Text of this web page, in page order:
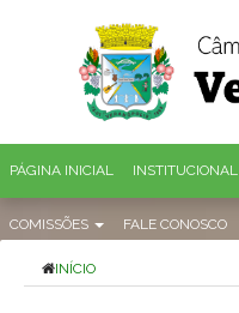
PÁGINA INICIAL INSTITUCIONAL
COMISSÕES FALE CONOSCO
INÍCIO